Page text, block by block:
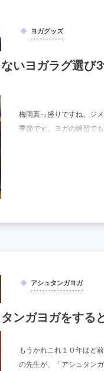
ヨガグッズ
いヨガラグ選び
梅雨真っ盛りですね。ジ
季節です。ヨガの練習でも
アシュタンガヨガ
ンガヨガをする
もうかれこれ１０年ほど
の先生が、「アシュタン